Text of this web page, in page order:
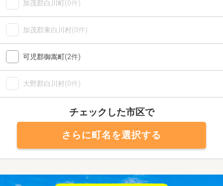
加茂郡白川町(0件)
加茂郡東白川村(0件)
可児郡御嵩町(2件)
大野郡白川村(0件)
チェックした市区で
さらに町名を選択する